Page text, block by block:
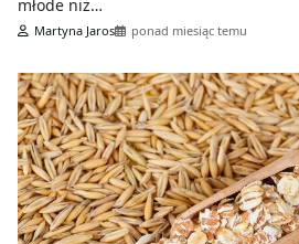
młode niż…
Martyna Jaros ponad miesiąc temu